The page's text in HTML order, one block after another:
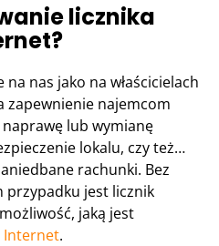
licznika
nas jako na właścicielach
zapewnienie najemcom
lub wymianę
lokalu, czy też…
rachunki. Bez
przypadku jest licznik
jaką jest
Internet.